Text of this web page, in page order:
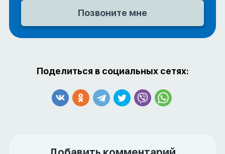
Поделиться в социальных сетях: